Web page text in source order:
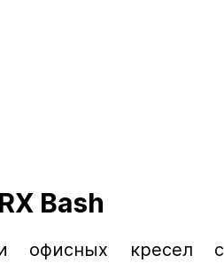
Bash
офисных кресел с